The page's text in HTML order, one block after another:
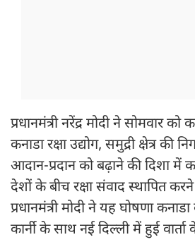
प्रधानमंत्री नरेंद्र मोदी ने सोमवार
कनाडा रक्षा उद्योग, समुद्री क्षेत्र की
आदान-प्रदान को बढ़ाने की दिशा में
देशों के बीच रक्षा संवाद स्थापित
प्रधानमंत्री मोदी ने यह घोषणा कनाडा
कार्नी के साथ नई दिल्ली में हुई